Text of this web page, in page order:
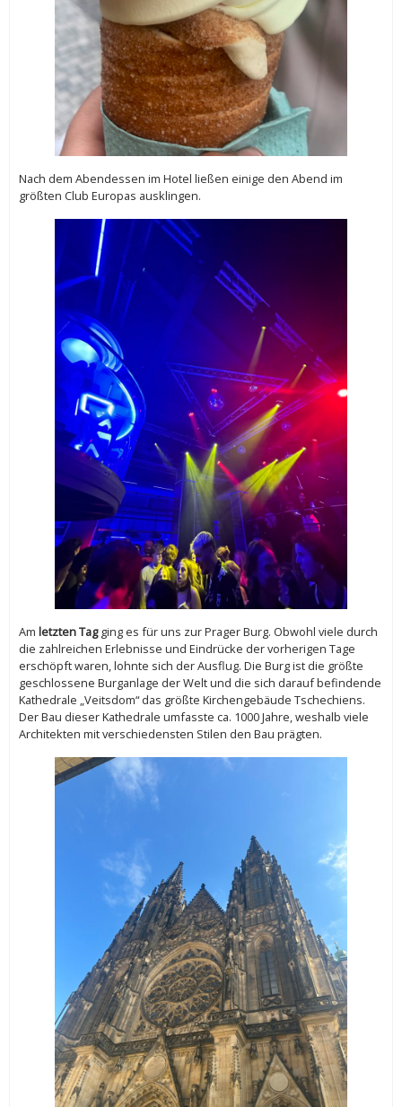
Nach dem Abendessen im Hotel ließen einige den Abend im
größten Club Europas ausklingen.
Am letzten Tagging es für uns zur Prager Burg. Obwohl viele durch
die zahlreichen Erlebnisse und Eindrücke der vorherigen Tage
erschöpft waren, lohnte sich der Ausflug. Die Burg ist die größte
geschlossene Burganlage der Welt und die sich darauf befindende
Kathedrale „Veitsdom“ das größte Kirchengebäude Tschechiens.
Der Bau dieser Kathedrale umfasste ca. 1000 Jahre, weshalb viele
Architekten mit verschiedensten Stilen den Bau prägten.